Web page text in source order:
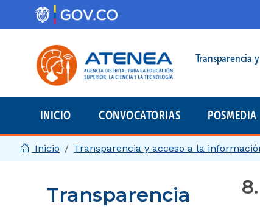
Pasar al contenido principal
Transparencia
Menú principal | 2025
INICIO CONVOCATORIAS POSMEDIA
Inicio Transparencia y acceso a la
Transparencia